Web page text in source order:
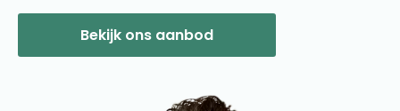
Bekijk ons aanbod